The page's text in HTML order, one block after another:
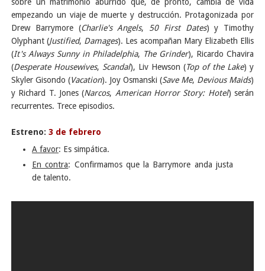
sobre un matrimonio aburrido que, de pronto, cambia de vida
empezando un viaje de muerte y destrucción. Protagonizada por
Drew Barrymore (Charlie's Angels, 50 First Dates) y Timothy
Olyphant (Justified, Damages). Les acompañan Mary Elizabeth Ellis
(It's Always Sunny in Philadelphia, The Grinder), Ricardo Chavira
(Desperate Housewives, Scandal), Liv Hewson (Top of the Lake) y
Skyler Gisondo (Vacation). Joy Osmanski (Save Me, Devious Maids)
y Richard T. Jones (Narcos, American Horror Story: Hotel) serán
recurrentes. Trece episodios.
Estreno: 3 de febrero
A favor: Es simpática.
En contra: Confirmamos que la Barrymore anda justa
de talento.